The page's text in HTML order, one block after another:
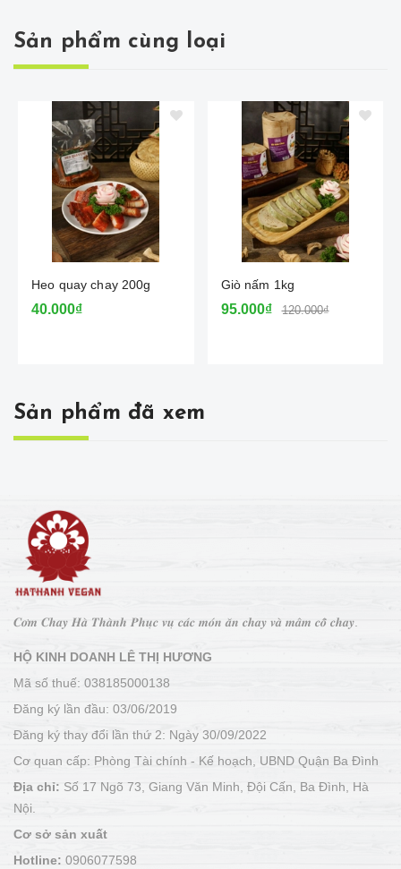
Sản phẩm cùng loại
Heo quay chay 200g
40.000₫
Giò nấm 1kg
95.000₫ 120.000₫
Sản phẩm đã xem
𝑪𝒐̛𝒎 𝑪𝒉𝒂𝒚 𝑯𝒂̀ 𝑻𝒉𝒂̀𝒏𝒉 𝑷𝒉𝒖̣𝒄 𝒗𝒖̣ 𝒄𝒂́𝒄 𝒎𝒐́𝒏 𝒂̆𝒏 𝒄𝒉𝒂𝒚 𝒗𝒂̀ 𝒎𝒂̂𝒎 𝒄𝒐̂̃ 𝒄𝒉𝒂𝒚.
HỘ KINH DOANH LÊ THỊ HƯƠNG
Mã số thuế: 038185000138
Đăng ký lần đầu: 03/06/2019
Đăng ký thay đổi lần thứ 2: Ngày 30/09/2022
Cơ quan cấp: Phòng Tài chính - Kế hoạch, UBND Quận Ba Đình
Địa chỉ: Số 17 Ngõ 73, Giang Văn Minh, Đội Cấn, Ba Đình, Hà
Nội.
Cơ sở sản xuất
Hotline: 0906077598